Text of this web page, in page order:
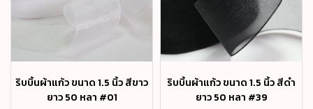
ริบบิ้นผ้าแก้ว ขนาด 1.5 นิ้ว สีขาว
ยาว 50 หลา #01
ริบบิ้นผ้าแก้ว ขนาด 1.5 นิ้ว สีดำ
ยาว 50 หลา #39